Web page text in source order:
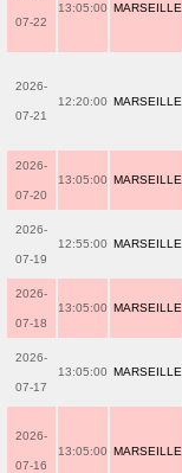
07-22
13:05:00 MARSEILLE
2026-
07-21
12:20:00 MARSEILLE
2026-
07-20
13:05:00 MARSEILLE
2026-
07-19
12:55:00 MARSEILLE
2026-
07-18
13:05:00 MARSEILLE
2026-
07-17
13:05:00 MARSEILLE
2026-
07-16
13:05:00 MARSEILLE